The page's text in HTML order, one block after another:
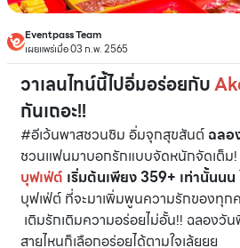
Eventpass Team
เผยแพร่เมื่อ 03 ก.พ. 2565
วาเลนไทน์นี้ไปอิ่มอร่อยกับ
กันเถอะ!!
#อีเว้นพาสชวนชิม อิ่มจุกสุขสันต์ ฉลอ
ชวนแฟนมาบอกรักแบบจัดหนักจัดเต็ม
บุฟเฟ่ต์ เริ่มต้นเพียง 359+ เท่านั้นนน
บุฟเฟ่ต์ ที่จะมาเพิ่มพูนความรักของทุก
เติมรักเติมความอร่อยไม่อั้น!! ฉลองวั
สายไหนก็เลือกอร่อยได้ตามใจเล้ยยย